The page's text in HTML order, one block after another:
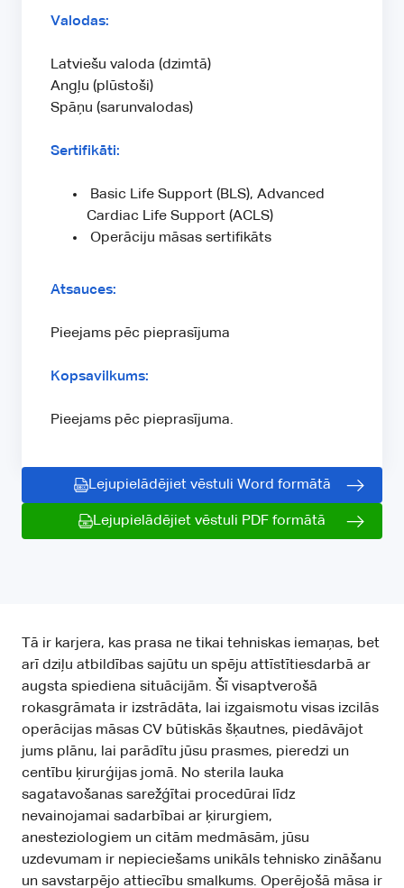
Valodas:
Latviešu valoda (dzimtā)
Angļu (plūstoši)
Spāņu (sarunvalodas)
Sertifikāti:
Basic Life Support (BLS), Advanced
Cardiac Life Support (ACLS)
Operāciju māsas sertifikāts
Atsauces:
Pieejams pēc pieprasījuma
Kopsavilkums:
Pieejams pēc pieprasījuma.
Lejupielādējiet vēstuli Word formātā
Lejupielādējiet vēstuli PDF formātā
Tā ir karjera, kas prasa ne tikai tehniskas iemaņas, bet
arī dziļu atbildības sajūtu un spēju attīstītiesdarbā ar
augsta spiediena situācijām. Šī visaptverošā
rokasgrāmata ir izstrādāta, lai izgaismotu visas izcilās
operācijas māsas CV būtiskās šķautnes, piedāvājot
jums plānu, lai parādītu jūsu prasmes, pieredzi un
centību ķirurģijas jomā. No sterila lauka
sagatavošanas sarežģītai procedūrai līdz
nevainojamai sadarbībai ar ķirurgiem,
anesteziologiem un citām medmāsām, jūsu
uzdevumam ir nepieciešams unikāls tehnisko zināšanu
un savstarpējo attiecību smalkums. Operējošā māsa ir